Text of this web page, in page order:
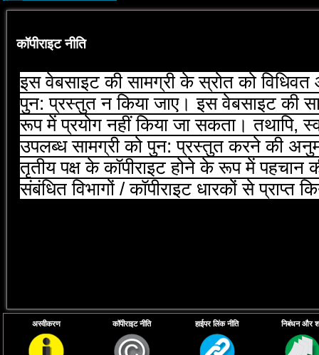
कॉपीराइट नीति
इस वेबसाइट की सामग्री के स्रोत को
पुन: प्रस्‍तुत न किया जाए। इस वेबसाइट की
रूप में प्रयोग नहीं किया जा सकता। तथापि,
उपलब्‍ध सामग्री को पुन: प्रस्‍तुत करने की
तृतीय पक्ष के कॉपीराइट होने के रूप में
संबंधित विभागों / कॉपीराइट धारकों से प्राप्‍त
अस्वीकरण कॉपीराइट नीति हाईपर लिंक नीति निबंधन और